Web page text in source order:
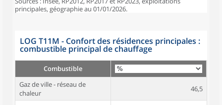
principales, géographie au 01/01/2026.
LOG T11M - Confort des résidences principales :
combustible principal de chauffage
Combustible
Gaz de ville - réseau de
chaleur
46,5